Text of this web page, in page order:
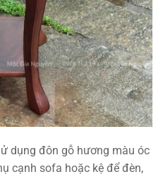
dụng đôn gỗ hương màu óc
cạnh sofa hoặc kệ để đèn,